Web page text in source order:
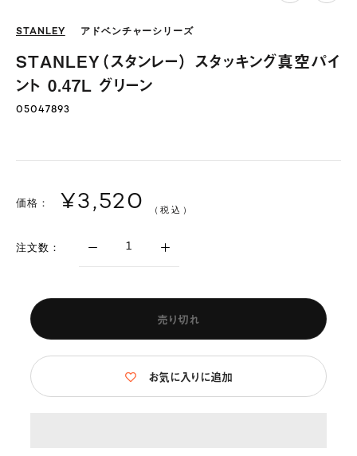
STANLEY アドベンチャーシリーズ
STANLEY（スタンレー） スタッキング真空パイ
ント 0.47L グリーン
05047893
価格： ¥3,520 （税込）
注文数：
売り切れ
お気に入りに追加